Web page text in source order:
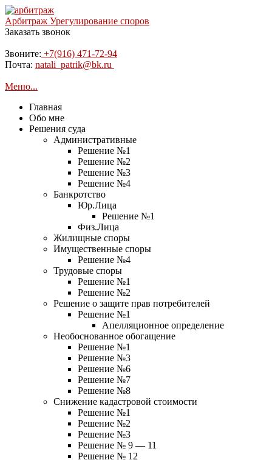
Арбитраж Урегулирование споров
Заказать звонок
Звоните: +7(916) 471-72-94
Почта: natali_patrik@bk.ru
Меню...
Главная
Обо мне
Решения суда
Административные
Решение №1
Решение №2
Решение №3
Решение №4
Банкротство
Юр.Лица
Решение №1
Физ.Лица
Жилищные споры
Имущественные споры
Решение №4
Трудовые споры
Решение №1
Решение №2
Решение о защите прав потребителей
Решение №1
Апелляционное определение
Необоснованное обогащение
Решение №1
Решение №3
Решение №6
Решение №7
Решение №8
Снижение кадастровой стоимости
Решение №1
Решение №2
Решение №3
Решение № 9 — 11
Решение № 12